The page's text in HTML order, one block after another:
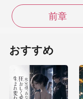
妹だよ。 それも
前章
おすすめ